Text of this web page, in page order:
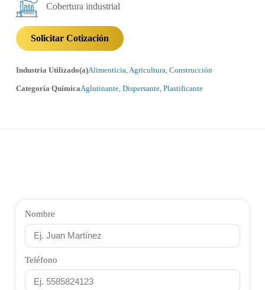
Cobertura industrial
Solicitar Cotización
Industria Utilizado(a)Alimenticia,Agricultura, Construcción
Categoría QuímicaAglutinante, Dispersante, Plastificante
Nombre
Teléfono